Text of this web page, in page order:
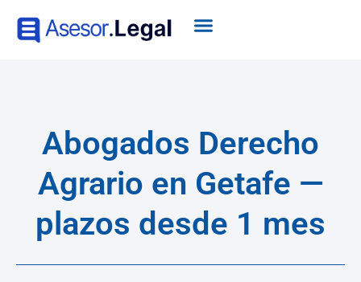
Abogados Derecho
Agrario en Getafe —
plazos desde 1 mes